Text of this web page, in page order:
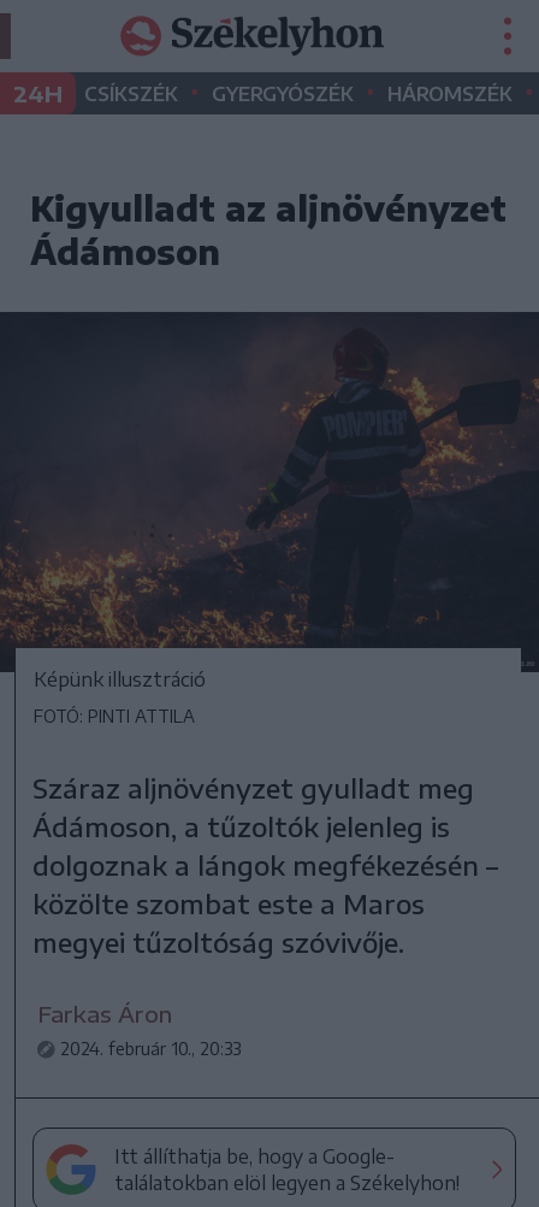
24H CSÍKSZÉK • GYERGYÓSZÉK • HÁROMSZÉK •
Kigyulladt az aljnövényzet
Ádámoson
Képünk illusztráció
FOTÓ: PINTI ATTILA
Száraz aljnövényzet gyulladt meg
Ádámoson, a tűzoltók jelenleg is
dolgoznak a lángok megfékezésén –
közölte szombat este a Maros
megyei tűzoltóság szóvivője.
Farkas Áron
2024. február 10., 20:33
Itt állíthatja be, hogy a Google-
találatokban elöl legyen a Székelyhon!